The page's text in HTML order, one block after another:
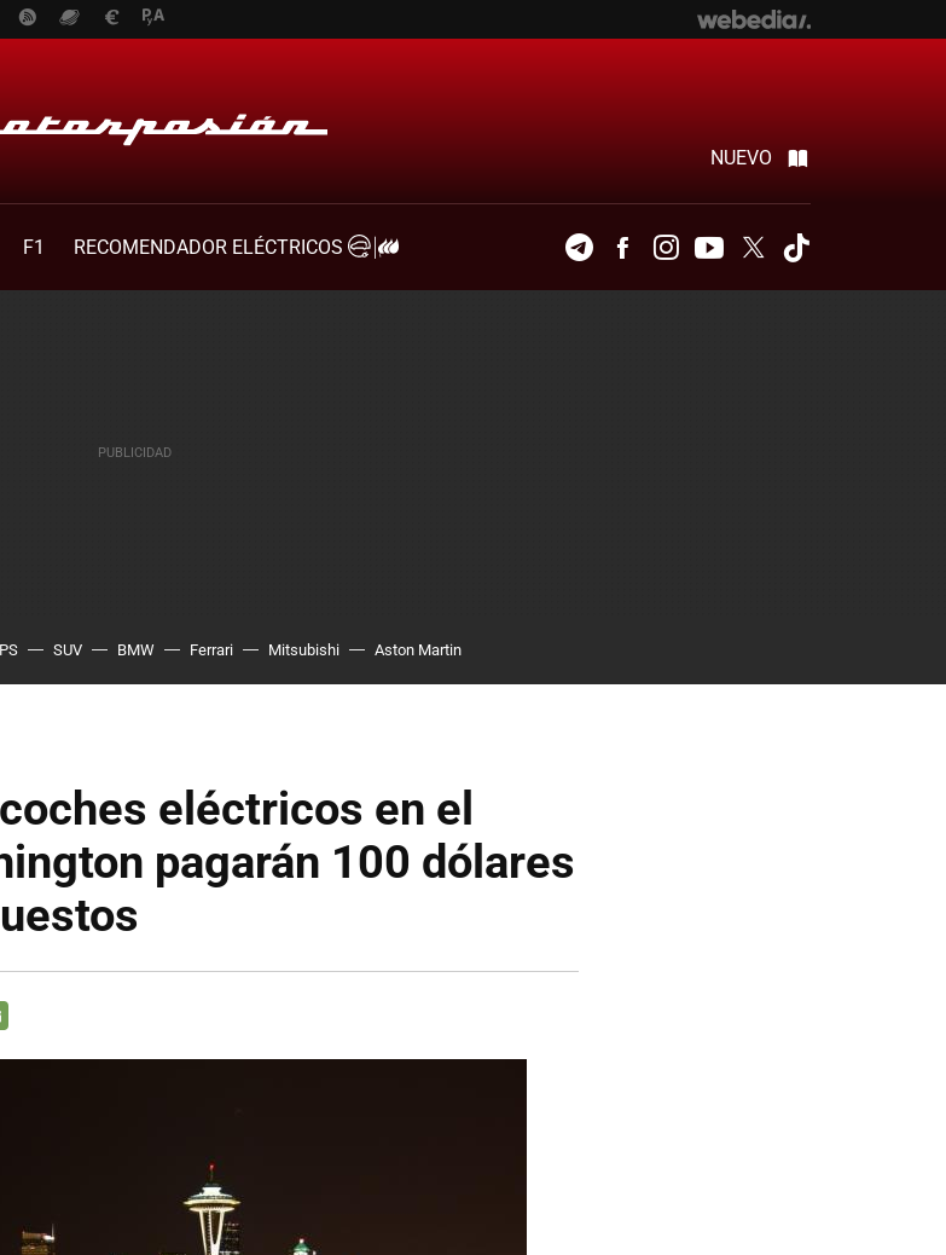
NUEVO
F1
RECOMENDADOR ELÉCTRICOS
TelegramFacebookInstagramYoutubeTwitter
SUV BMW Ferrari Mitsubishi Aston Martin
eléctricos en el
pagarán 100 dólares